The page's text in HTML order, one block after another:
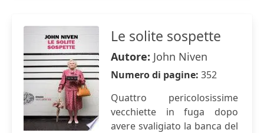
Le solite sospette
Autore: John Niven
Numero di pagine: 352
Quattro pericolosissime
vecchiette in fuga dopo
avere svaligiato la banca del